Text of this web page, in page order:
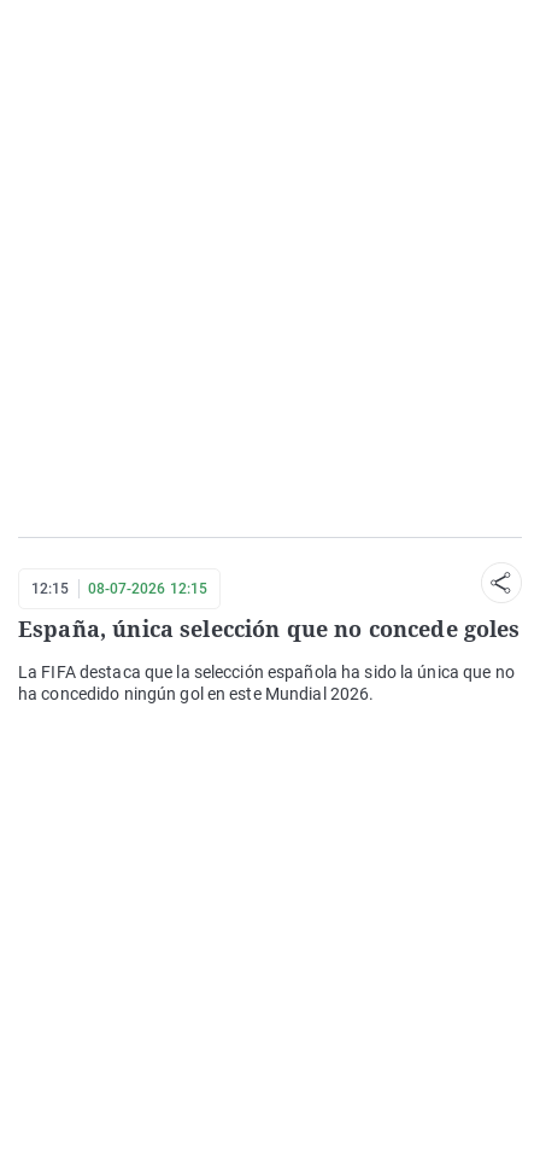
12:15 08-07-2026 12:15
España, única selección que no concede goles
La FIFA destaca que la selección española ha sido la única que no
ha concedido ningún gol en este Mundial 2026.